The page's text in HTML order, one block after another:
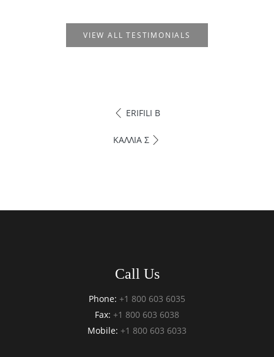
VIEW ALL TESTIMONIALS
ERIFILI B
ΚΑΛΛΙΑ Σ
Call Us
Phone: +1 800 603 6035
Fax: +1 800 603 6038
Mobile: +1 800 603 6033